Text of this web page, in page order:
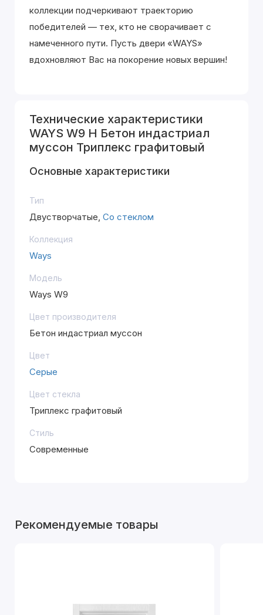
коллекции подчеркивают траекторию
победителей — тех, кто не сворачивает с
намеченного пути. Пусть двери «WAYS»
вдохновляют Вас на покорение новых вершин!
Технические характеристики
WAYS W9 H Бетон индастриал
муссон Триплекс графитовый
Основные характеристики
Тип
Двустворчатые, Со стеклом
Коллекция
Ways
Модель
Ways W9
Цвет производителя
Бетон индастриал муссон
Цвет
Серые
Цвет стекла
Триплекс графитовый
Стиль
Современные
Рекомендуемые товары